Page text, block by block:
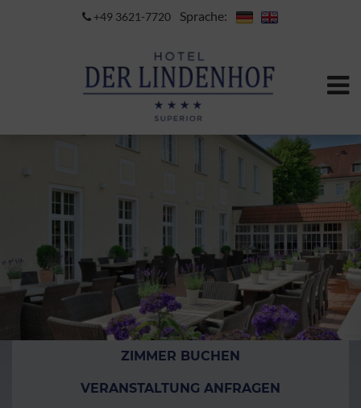
+49 3621-7720 Sprache:
ZIMMER BUCHEN
VERANSTALTUNG ANFRAGEN